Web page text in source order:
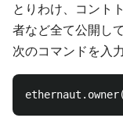
とりわけ、コント
者など全て公開して
次のコマンドを入